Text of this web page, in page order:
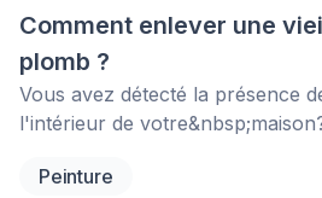
Comment enlever une
plomb ?
Vous avez détecté la présence
l'intérieur de
poser des risques pour votre
Peinture